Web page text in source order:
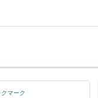
トレス」を感じてい
っている…
クマーク